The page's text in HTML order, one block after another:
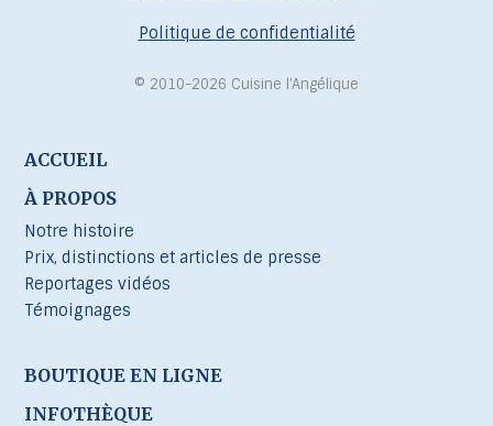
Politique de confidentialité
© 2010-2026 Cuisine l’Angélique
ACCUEIL
À PROPOS
Notre histoire
Prix, distinctions et articles de presse
Reportages vidéos
Témoignages
BOUTIQUE EN LIGNE
INFOTHÈQUE